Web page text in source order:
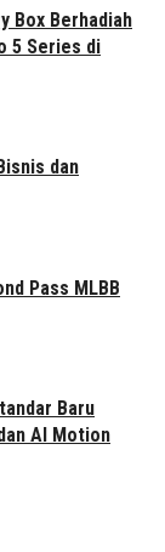
Box Berhadiah
5 Series di
dan
Pass MLBB
Baru
AI Motion